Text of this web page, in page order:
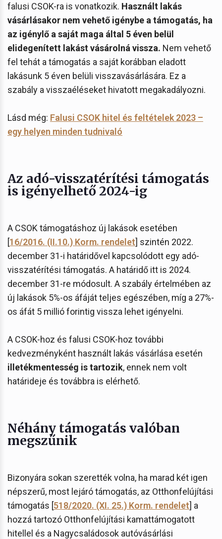
falusi CSOK-ra is vonatkozik. Használt lakás
vásárlásakor nem vehető igénybe a támogatás, ha
az igénylő a saját maga által 5 éven belül
elidegenített lakást vásárolná vissza. Nem vehető
fel tehát a támogatás a saját korábban eladott
lakásunk 5 éven belüli visszavásárlására. Ez a
szabály a visszaéléseket hivatott megakadályozni.
Lásd még: Falusi CSOK hitel és feltételek 2023 –
egy helyen minden tudnivaló
Az adó-visszatérítési támogatás
is igényelhető 2024-ig
A CSOK támogatáshoz új lakások esetében
[16/2016. (II.10.) Korm. rendelet] szintén 2022.
december 31-i határidővel kapcsolódott egy adó-
visszatérítési támogatás. A határidő itt is 2024.
december 31-re módosult. A szabály értelmében az
új lakások 5%-os áfáját teljes egészében, míg a 27%-
os áfát 5 millió forintig vissza lehet igényelni.
A CSOK-hoz és falusi CSOK-hoz további
kedvezményként használt lakás vásárlása esetén
illetékmentesség is tartozik, ennek nem volt
határideje és továbbra is elérhető.
Néhány támogatás valóban
megszűnik
Bizonyára sokan szerették volna, ha marad két igen
népszerű, most lejáró támogatás, az Otthonfelújítási
támogatás [518/2020. (XI. 25.) Korm. rendelet] a
hozzá tartozó Otthonfelújítási kamattámogatott
hitellel és a Nagycsaládosok autóvásárlási